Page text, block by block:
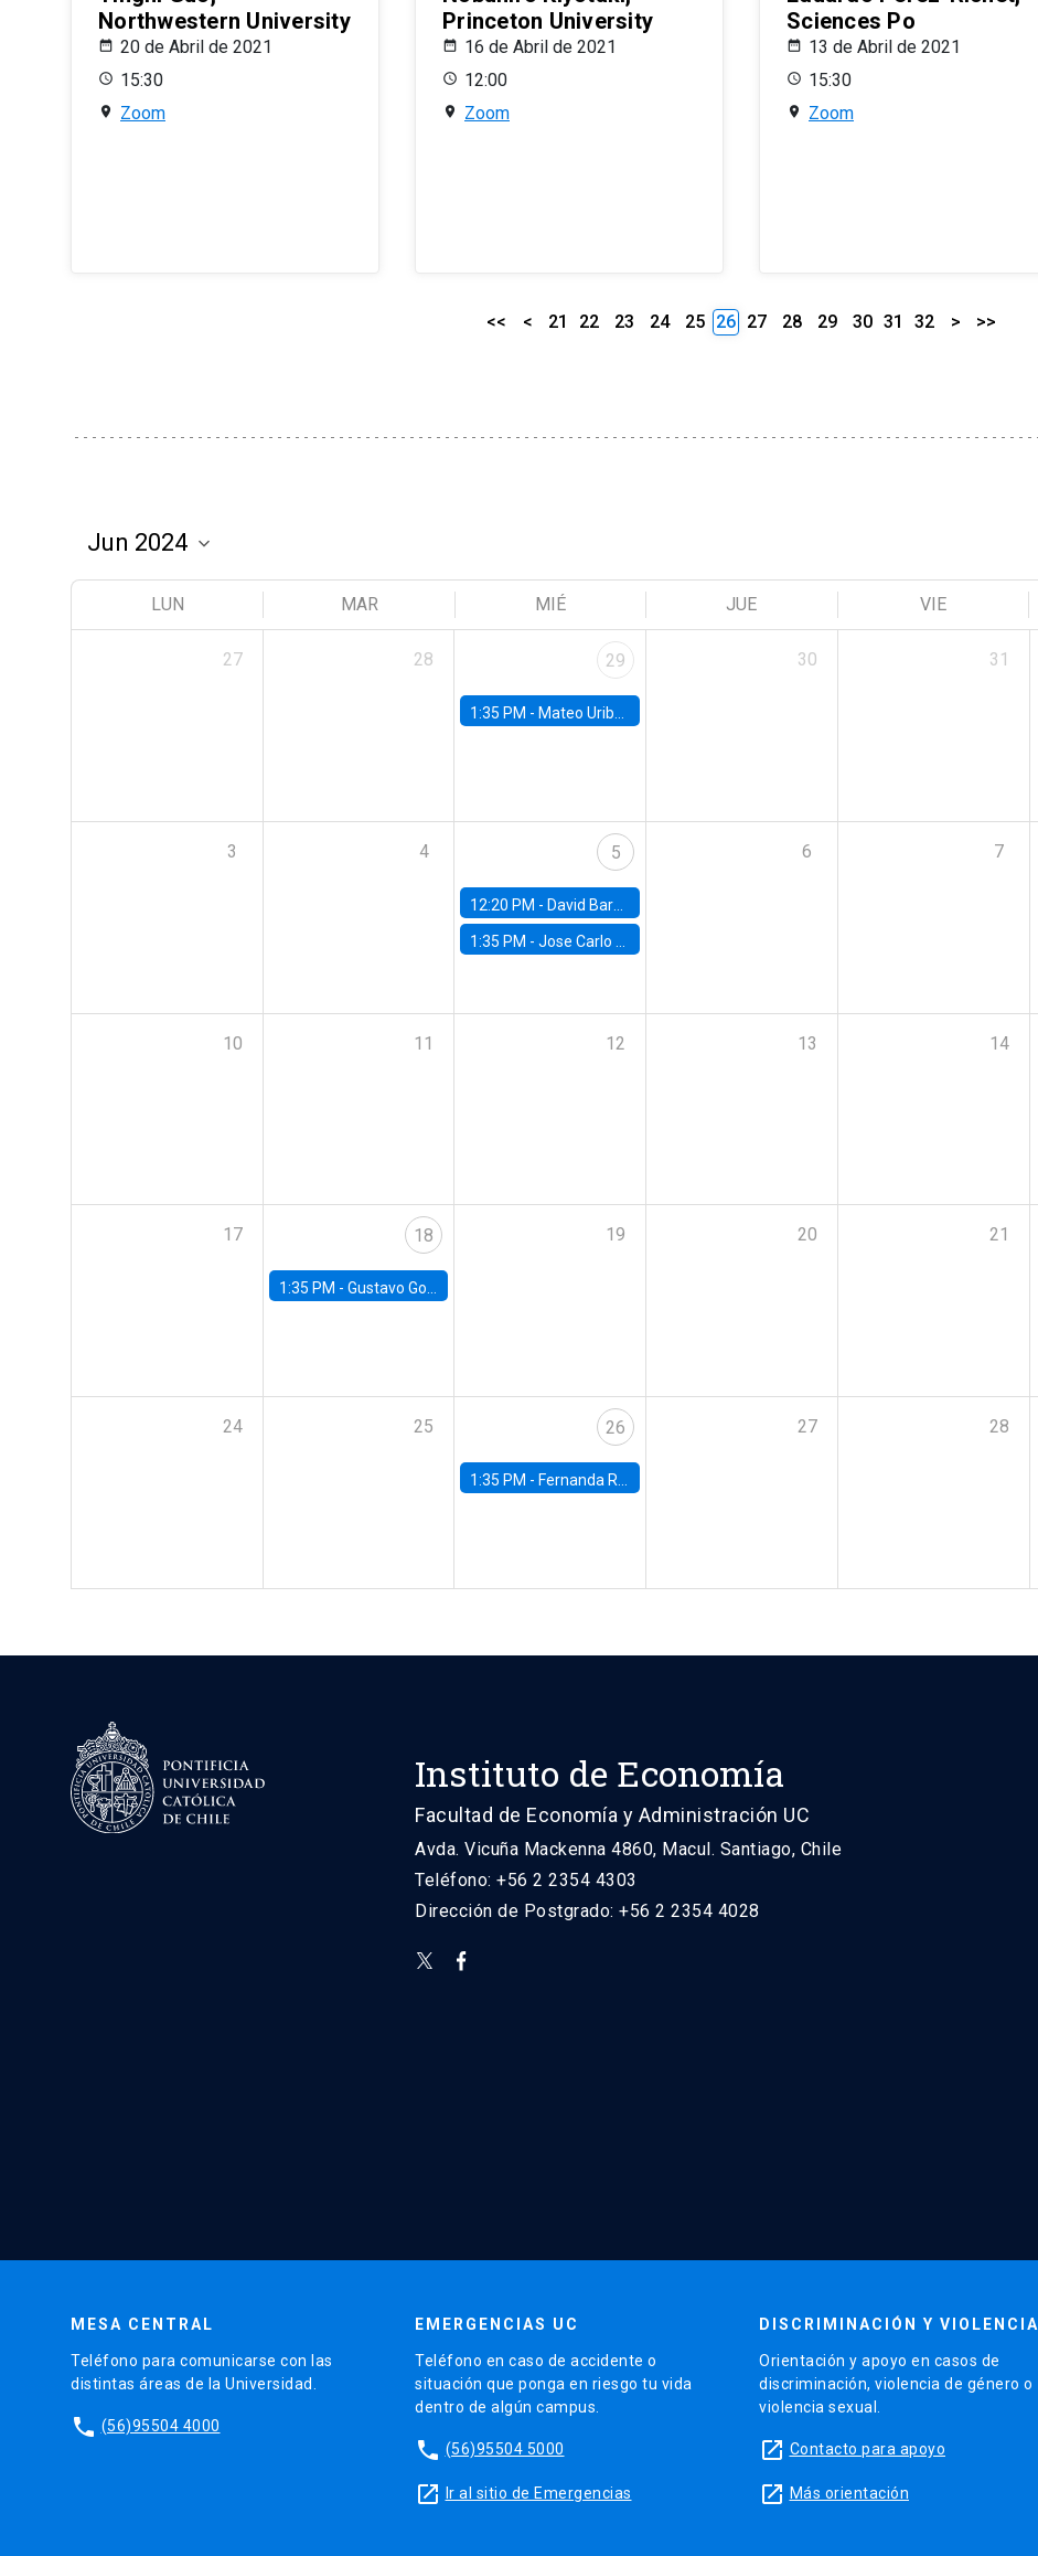
Northwestern University
20 de Abril de 2021
15:30
Zoom
Princeton University
16 de Abril de 2021
12:00
Zoom
Sciences Po
13 de Abril de 2021
15:30
Zoom
<< < 21 22 23 24 25 26 27 28 29 30 31 32 > >>
LUN MAR MIÉ JUE VIE
27 28 29
1:35 PM - Mateo Uribe-Castro, Universidad de los Andes (Colombia)
30 31
3 4 5
12:20 PM - David Bardey, Universidad de los Andes - CEDE
1:35 PM -Jose Carlo Bermudez, UC (ME) & World Bank
6 7
10 11 12 13 14
17 18
1:35 PM - Gustavo González, Banco Central de Chile
19 20 21
24 25 26
1:35 PM - Fernanda Rojas Ampuero, University of Wisconsin-Madison
27 28
Instituto de Economía
Facultad de Economía y Administración UC
Avda. Vicuña Mackenna 4860, Macul. Santiago, Chile
Teléfono: +56 2 2354 4303
Dirección de Postgrado: +56 2 2354 4028
MESA CENTRAL
Teléfono para comunicarse con las
distintas áreas de la Universidad.
phone (56)95504 4000
EMERGENCIAS UC
Teléfono en caso de accidente o
situación que ponga en riesgo tu vida
dentro de algún campus.
phone (56)95504 5000
launch Ir al sitio de Emergencias
DISCRIMINACIÓN Y VIOLENCIA
Orientación y apoyo en casos de
discriminación, violencia de género o
violencia sexual.
launch Contacto para apoyo
launch Más orientación